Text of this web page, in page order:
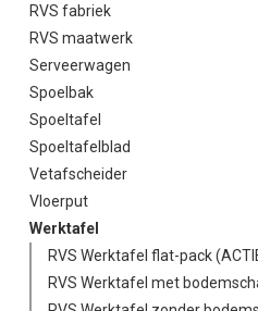
RVS fabriek
RVS maatwerk
Serveerwagen
Spoelbak
Spoeltafel
Spoeltafelblad
Vetafscheider
Vloerput
Werktafel
RVS Werktafel flat-pack
RVS Werktafel met